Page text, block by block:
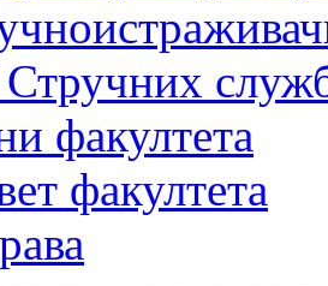
Стручних
факултета
факултета